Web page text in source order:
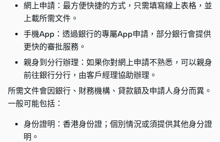
網上申請：最方便快捷的方式，只需填寫線上表格，並
上載所需文件。
手機App：透過銀行的專屬App申請，部分銀行會提供
更快的審批服務。
親身到分行辦理：如果你對網上申請不熟悉，可以親身
前往銀行分行，由客戶經理協助辦理。
所需文件會因銀行、財務機構、貸款額及申請人身分而異。
一般可能包括：
身份證明：香港身份證；個別情況或須提供其他身分證
明。